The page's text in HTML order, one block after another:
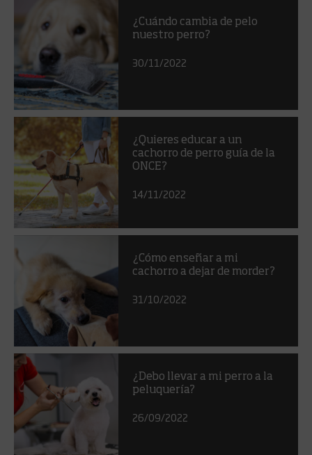
¿Cuándo cambia de pelo
nuestro perro?
30/11/2022
¿Quieres educar a un
cachorro de perro guía de la
ONCE?
14/11/2022
¿Cómo enseñar a mi
cachorro a dejar de morder?
31/10/2022
¿Debo llevar a mi perro a la
peluquería?
26/09/2022